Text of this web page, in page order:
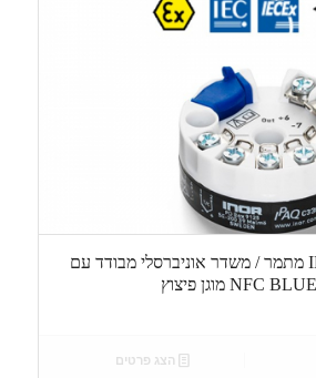
INOR IPAQ C330 מתמר / משדר אוניברסלי מבודד עם
הצג פרטים